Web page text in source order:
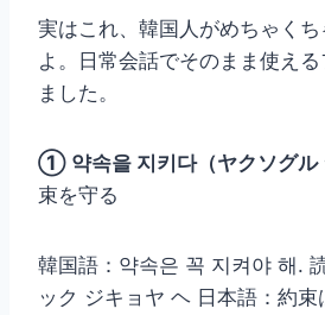
実はこれ、韓国人がめちゃく
よ。日常会話でそのまま使え
ました。
① 약속을 지키다（ヤクソグル
束を守る
韓国語：약속은 꼭 지켜야 해.
ック ジキョヤ ヘ 日本語：約束